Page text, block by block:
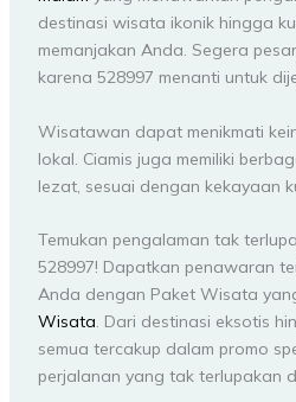
destinasi wisata ikonik hingga
memanjakan Anda. Segera
karena 528997 menanti untuk
Wisatawan dapat menikmati
lokal. Ciamis juga memiliki
lezat, sesuai dengan kekayaan
Temukan pengalaman tak
528997! Dapatkan penawaran
Anda dengan Paket Wisata
Wisata. Dari destinasi eksotis
semua tercakup dalam promo
perjalanan yang tak terlupakan